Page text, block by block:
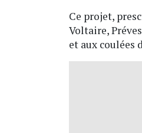
Ce projet,
Voltaire,
et aux coulées